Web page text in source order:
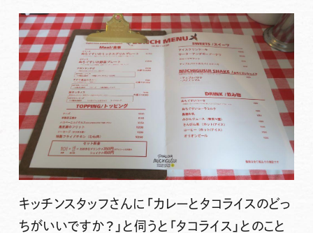
キッチンスタッフさんに「カレーとタコライスのどっ
ちがいいですか？」と伺うと「タコライス」とのこと